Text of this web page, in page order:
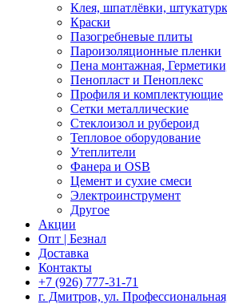
Клея, шпатлёвки,
Краски
Пазогребневые плиты
Пароизоляционные пленки
Пена монтажная,
Пенопласт и Пеноплекс
Профиля и комплектующие
Сетки металлические
Стеклоизол и рубероид
Тепловое оборудование
Утеплители
Фанера и OSB
Цемент и сухие смеси
Электроинструмент
Другое
Акции
Опт | Безнал
Доставка
Контакты
+7 (926) 777-31-71
г. Дмитров, ул.